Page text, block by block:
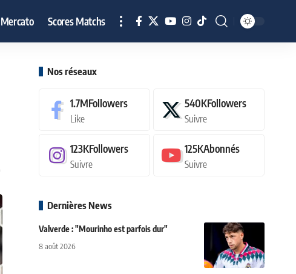
Mercato Scores Matchs
Nos réseaux
1.7MFollowers
Like
540KFollowers
Suivre
123KFollowers
Suivre
125KAbonnés
Suivre
Dernières News
Valverde : "Mourinho est parfois dur"
8 août 2026